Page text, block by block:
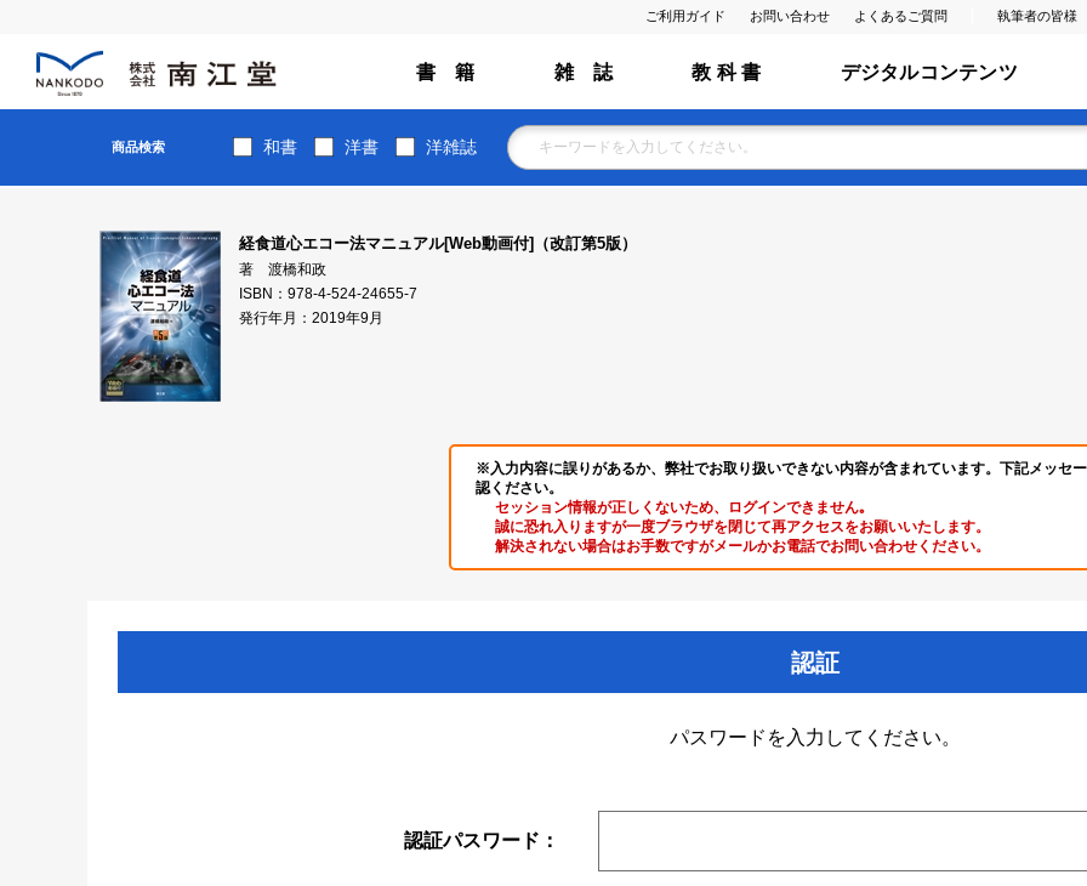
ご利用ガイド お問い合わせ よくあるご質問 執筆者の皆様
書 籍 雑 誌 教 科 書 デジタルコンテンツ
商品検索 和書 洋書 洋雑誌
経食道心エコー法マニュアル[Web動画付]（改訂第5版）
著 渡橋和政
ISBN：978-4-524-24655-7
発行年月：2019年9月
※入力内容に誤りがあるか、弊社でお取り扱いできない内容が含まれています。下記メッセ
認ください。
セッション情報が正しくないため、ログインできません｡
誠に恐れ入りますが一度ブラウザを閉じて再アクセスをお願いいたします。
解決されない場合はお手数ですがメールかお電話でお問い合わせください。
認証
パスワードを入力してください。
認証パスワード：